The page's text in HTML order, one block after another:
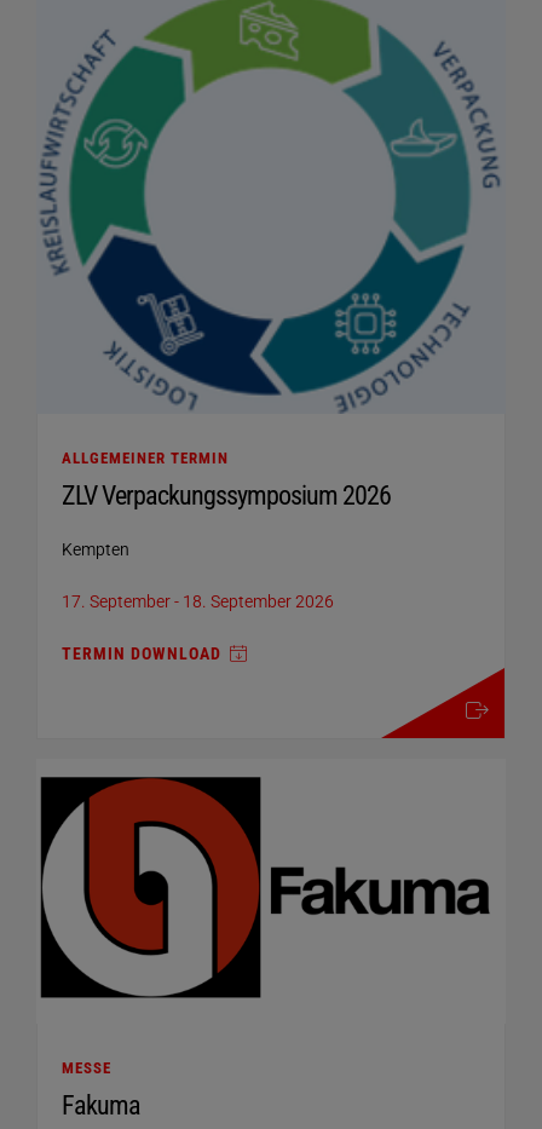
ALLGEMEINER TERMIN
ZLV Verpackungssymposium 2026
Kempten
17. September- 18. September 2026
TERMIN DOWNLOAD
mehr details
MESSE
Fakuma